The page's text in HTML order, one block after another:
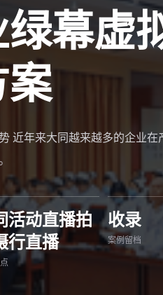
幕虚
近年来大同越来越多的企业在
活动直播拍
行直播
收录
案例留档